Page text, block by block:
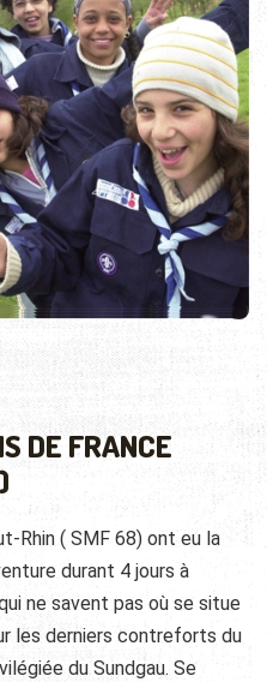
DE FRANCE
Rhin ( SMF 68) ont eu la
durant 4 jours à
ne savent pas où se situe
les derniers contreforts du
du Sundgau. Se